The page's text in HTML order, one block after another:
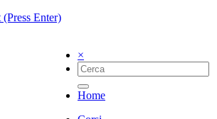
Enter)
×
Home